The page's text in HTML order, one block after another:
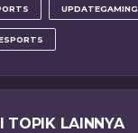
UPDATEGAMING
TOPIK LAINNYA